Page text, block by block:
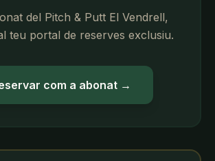
del Pitch & Putt El Vendrell,
teu portal de reserves exclusiu.
com a abonat →